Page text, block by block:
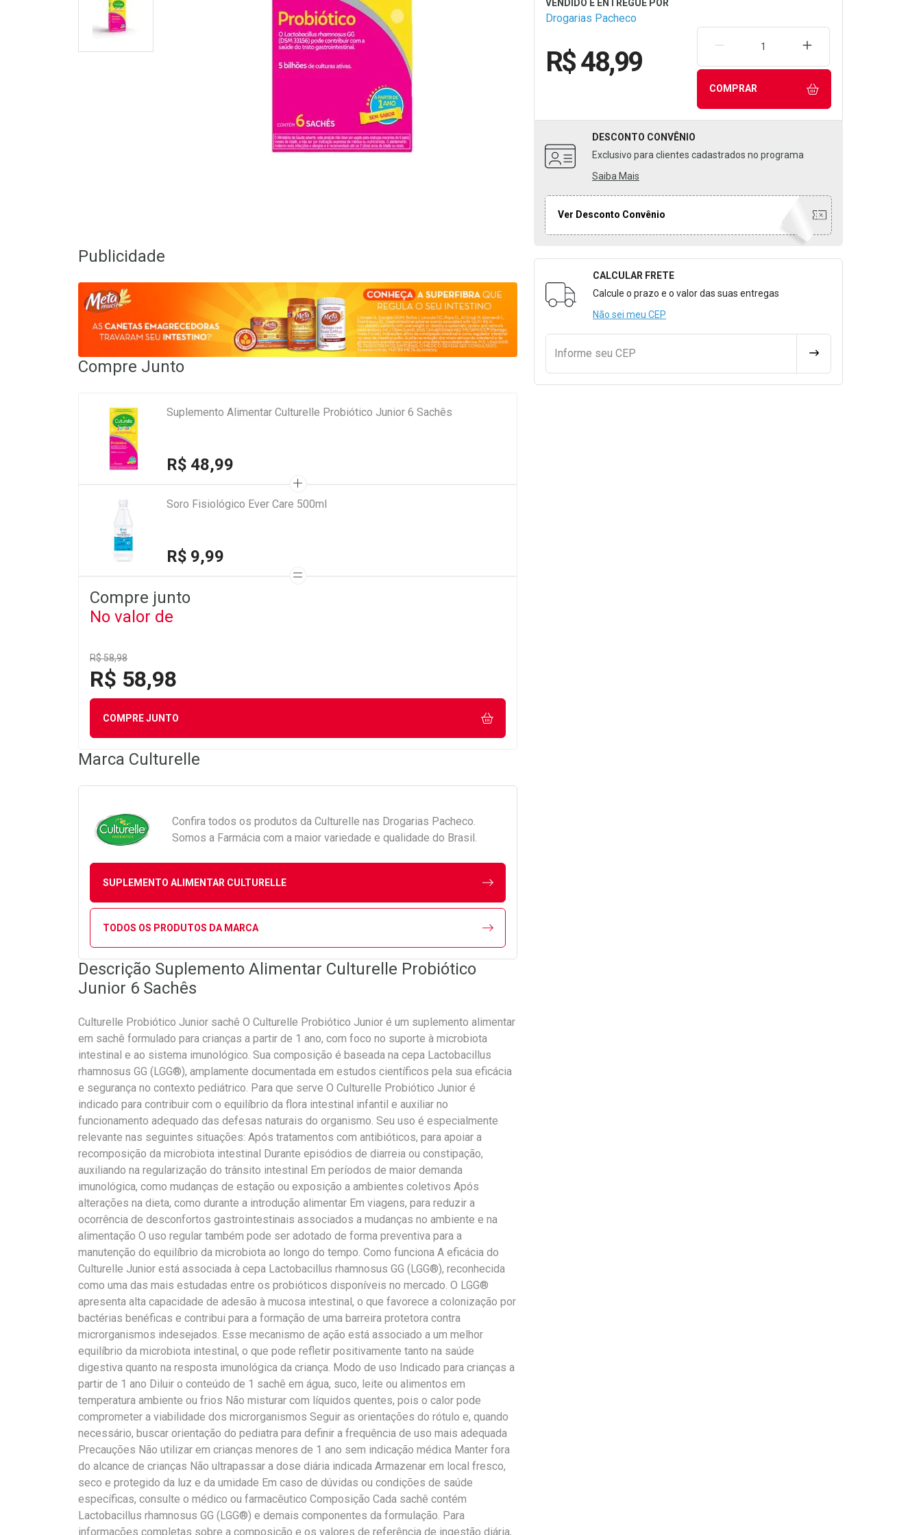
Drogarias Pacheco
R$ 48,99
REMOVER UMA UNIDADEAUMENTAR UMA
COMPRAR
DESCONTO CONVÊNIO
Exclusivo para clientes cadastrados no programa
Saiba Mais
Ver Desconto Convênio
Formulário para Calcular o Frete
CALCULAR FRETE
Calcule o prazo e o valor das suas entregas
Não sei meu CEP
Informe seu CEP CALCULAR FRETE
Publicidade
Compre Junto
Suplemento Alimentar Culturelle Probiótico Junior 6 Sachês
R$ 48,99
Soro Fisiológico Ever Care 500ml
R$ 9,99
Compre junto
No valor de
R$ 58,98
R$ 58,98
COMPRE JUNTO
Marca Culturelle
Confira todos os produtos da Culturelle nas Drogarias Pacheco.
Somos a Farmácia com a maior variedade e qualidade do Brasil.
SUPLEMENTO ALIMENTAR CULTURELLE
TODOS OS PRODUTOS DA MARCA
Descrição Suplemento Alimentar Culturelle Probiótico
Junior 6 Sachês
Culturelle Probiótico Junior sachê O Culturelle Probiótico Junior é um suplemento alimentar
em sachê formulado para crianças a partir de 1 ano, com foco no suporte à microbiota
intestinal e ao sistema imunológico. Sua composição é baseada na cepa Lactobacillus
rhamnosus GG (LGG®), amplamente documentada em estudos científicos pela sua eficácia
e segurança no contexto pediátrico. Para que serve O Culturelle Probiótico Junior é
indicado para contribuir com o equilíbrio da flora intestinal infantil e auxiliar no
funcionamento adequado das defesas naturais do organismo. Seu uso é especialmente
relevante nas seguintes situações: Após tratamentos com antibióticos, para apoiar a
recomposição da microbiota intestinal Durante episódios de diarreia ou constipação,
auxiliando na regularização do trânsito intestinal Em períodos de maior demanda
imunológica, como mudanças de estação ou exposição a ambientes coletivos Após
alterações na dieta, como durante a introdução alimentar Em viagens, para reduzir a
ocorrência de desconfortos gastrointestinais associados a mudanças no ambiente e na
alimentação O uso regular também pode ser adotado de forma preventiva para a
manutenção do equilíbrio da microbiota ao longo do tempo. Como funciona A eficácia do
Culturelle Junior está associada à cepa Lactobacillus rhamnosus GG (LGG®), reconhecida
como uma das mais estudadas entre os probióticos disponíveis no mercado. O LGG®
apresenta alta capacidade de adesão à mucosa intestinal, o que favorece a colonização por
bactérias benéficas e contribui para a formação de uma barreira protetora contra
microrganismos indesejados. Esse mecanismo de ação está associado a um melhor
equilíbrio da microbiota intestinal, o que pode refletir positivamente tanto na saúde
digestiva quanto na resposta imunológica da criança. Modo de uso Indicado para crianças a
partir de 1 ano Diluir o conteúdo de 1 sachê em água, suco, leite ou alimentos em
temperatura ambiente ou frios Não misturar com líquidos quentes, pois o calor pode
comprometer a viabilidade dos microrganismos Seguir as orientações do rótulo e, quando
necessário, buscar orientação do pediatra para definir a frequência de uso mais adequada
Precauções Não utilizar em crianças menores de 1 ano sem indicação médica Manter fora
do alcance de crianças Não ultrapassar a dose diária indicada Armazenar em local fresco,
seco e protegido da luz e da umidade Em caso de dúvidas ou condições de saúde
específicas, consulte o médico ou farmacêutico Composição Cada sachê contém
Lactobacillus rhamnosus GG (LGG®) e demais componentes da formulação. Para
informações completas sobre a composição e os valores de referência de ingestão diária,